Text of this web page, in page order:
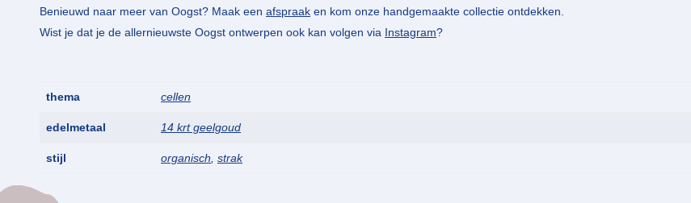
Benieuwd naar meer van Oogst? Maak een afspraak en kom onze handgemaakte collectie ontdekken.
Wist je dat je de allernieuwste Oogst ontwerpen ook kan volgen via Instagram?
thema cellen
edelmetaal 14 krt geelgoud
stijl organisch strak